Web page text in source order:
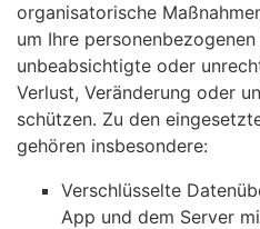
organisatorische
um Ihre
unbeabsichtigte oder
Verlust, Veränderung oder
schützen. Zu den
gehören insbesondere:
Verschlüsselte
App und dem Server